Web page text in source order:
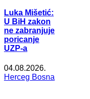
Luka Mišetić:
U BiH zakon
ne zabranjuje
poricanje
UZP-a
04.08.2026.
Herceg Bosna